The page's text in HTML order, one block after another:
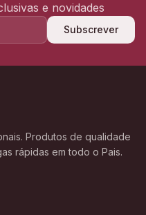
e novidades
Subscrever
Produtos de qualidade
rápidas em todo o Pais.